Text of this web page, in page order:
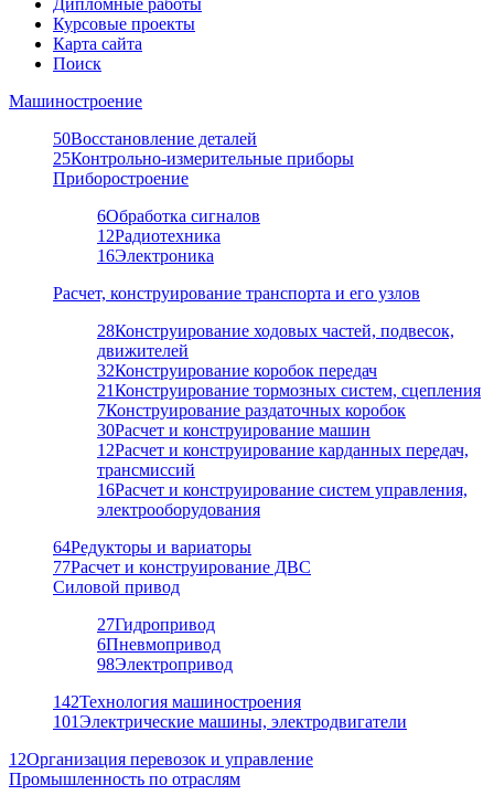
Дипломные работы
Курсовые проекты
Карта сайта
Поиск
Машиностроение
50Восстановление деталей
25Контрольно-измерительные приборы
Приборостроение
6Обработка сигналов
12Радиотехника
16Электроника
Расчет, конструирование транспорта и его узлов
28Конструирование ходовых частей, подвесок,
движителей
32Конструирование коробок передач
21Конструирование тормозных систем, сцепления
7Конструирование раздаточных коробок
30Расчет и конструирование машин
12Расчет и конструирование карданных передач,
трансмиссий
16Расчет и конструирование систем управления,
электрооборудования
64Редукторы и вариаторы
77Расчет и конструирование ДВС
Силовой привод
27Гидропривод
6Пневмопривод
98Электропривод
142Технология машиностроения
101Электрические машины, электродвигатели
12Организация перевозок и управление
Промышленность по отраслям